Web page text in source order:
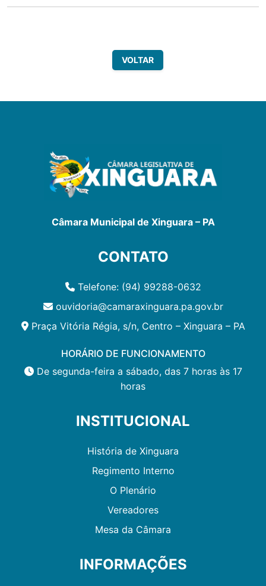
VOLTAR
Câmara Municipal de Xinguara – PA
CONTATO
Telefone: (94) 99288-0632
ouvidoria@camaraxinguara.pa.gov.br
Praça Vitória Régia, s/n, Centro – Xinguara – PA
HORÁRIO DE FUNCIONAMENTO
De segunda-feira a sábado, das 7 horas às 17
horas
INSTITUCIONAL
História de Xinguara
Regimento Interno
O Plenário
Vereadores
Mesa da Câmara
INFORMAÇÕES